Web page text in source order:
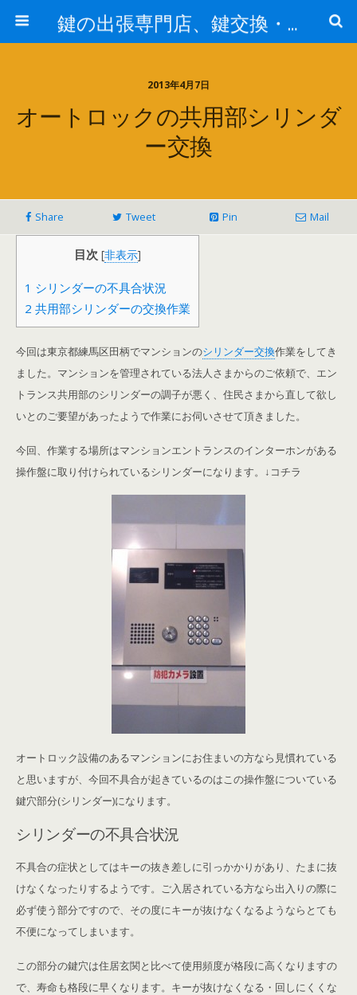
鍵の出張専門店、鍵交換・修理が格安料金/東京・埼玉・さいたま市
2013年4月7日
オートロックの共用部シリンダ
ー交換
Share Tweet Pin Mail
目次 [非表示]
1 シリンダーの不具合状況
2 共用部シリンダーの交換作業
今回は東京都練馬区田柄でマンションのシリンダー交換作業をしてき
ました。マンションを管理されている法人さまからのご依頼で、エン
トランス共用部のシリンダーの調子が悪く、住民さまから直して欲し
いとのご要望があったようで作業にお伺いさせて頂きました。
今回、作業する場所はマンションエントランスのインターホンがある
操作盤に取り付けられているシリンダーになります。↓コチラ
オートロック設備のあるマンションにお住まいの方なら見慣れている
と思いますが、今回不具合が起きているのはこの操作盤についている
鍵穴部分(シリンダー)になります。
シリンダーの不具合状況
不具合の症状としてはキーの抜き差しに引っかかりがあり、たまに抜
けなくなったりするようです。ご入居されている方なら出入りの際に
必ず使う部分ですので、その度にキーが抜けなくなるようならとても
不便になってしまいます。
この部分の鍵穴は住居玄関と比べて使用頻度が格段に高くなりますの
で、寿命も格段に早くなります。キーが抜けなくなる・回しにくくな